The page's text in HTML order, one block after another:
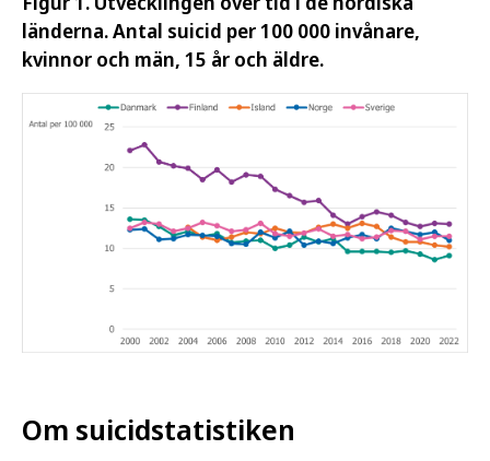
länderna. Antal suicid per 100 000 invånare,
kvinnor och män, 15 år och äldre.
Om suicidstatistiken